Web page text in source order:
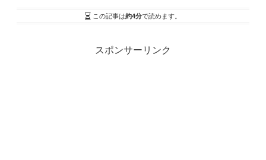
この記事は約4分で読めます。
スポンサーリンク